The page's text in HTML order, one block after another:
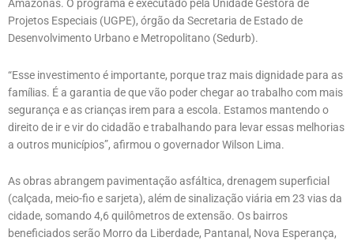
Amazonas. O programa é executado pela Unidade Gestora de
Projetos Especiais (UGPE), órgão da Secretaria de Estado de
Desenvolvimento Urbano e Metropolitano (Sedurb).
“Esse investimento é importante, porque traz mais dignidade para as
famílias. É a garantia de que vão poder chegar ao trabalho com mais
segurança e as crianças irem para a escola. Estamos mantendo o
direito de ir e vir do cidadão e trabalhando para levar essas melhorias
a outros municípios”, afirmou o governador Wilson Lima.
As obras abrangem pavimentação asfáltica, drenagem superficial
(calçada, meio-fio e sarjeta), além de sinalização viária em 23 vias da
cidade, somando 4,6 quilômetros de extensão. Os bairros
beneficiados serão Morro da Liberdade, Pantanal, Nova Esperança,